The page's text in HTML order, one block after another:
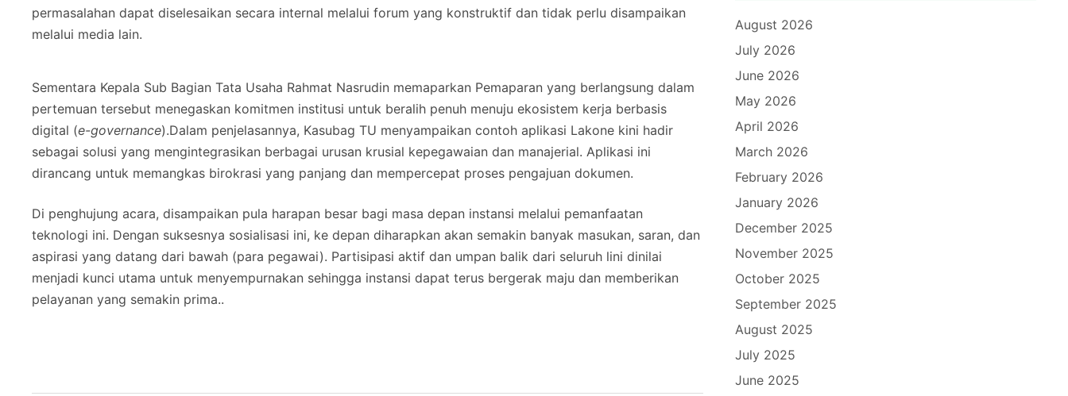
permasalahan dapat diselesaikan secara internal melalui forum yang konstruktif dan tidak perlu disampaikan
melalui media lain.
Sementara Kepala Sub Bagian Tata Usaha Rahmat Nasrudin memaparkan Pemaparan yang berlangsung dalam
pertemuan tersebut menegaskan komitmen institusi untuk beralih penuh menuju ekosistem kerja berbasis
digital (e-governance).Dalam penjelasannya, Kasubag TU menyampaikan contoh aplikasi Lakone kini hadir
sebagai solusi yang mengintegrasikan berbagai urusan krusial kepegawaian dan manajerial. Aplikasi ini
dirancang untuk memangkas birokrasi yang panjang dan mempercepat proses pengajuan dokumen.
Di penghujung acara, disampaikan pula harapan besar bagi masa depan instansi melalui pemanfaatan
teknologi ini. Dengan suksesnya sosialisasi ini, ke depan diharapkan akan semakin banyak masukan, saran, dan
aspirasi yang datang dari bawah (para pegawai). ​Partisipasi aktif dan umpan balik dari seluruh lini dinilai
menjadi kunci utama untuk menyempurnakan sehingga instansi dapat terus bergerak maju dan memberikan
pelayanan yang semakin prima..
August 2026
July 2026
June 2026
May 2026
April 2026
March 2026
February 2026
January 2026
December 2025
November 2025
October 2025
September 2025
August 2025
July 2025
June 2025